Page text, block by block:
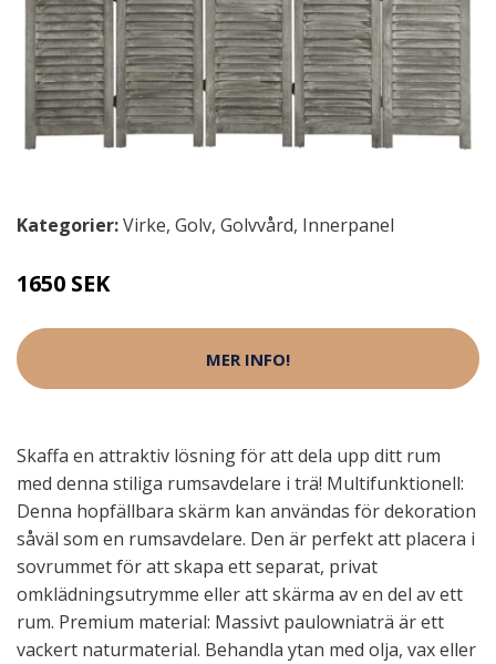
Kategorier:Virke, Golv, Golvvård, Innerpanel
1650 SEK
MER INFO!
Skaffa en attraktiv lösning för att dela upp ditt rum
med denna stiliga rumsavdelare i trä! Multifunktionell:
Denna hopfällbara skärm kan användas för dekoration
såväl som en rumsavdelare. Den är perfekt att placera i
sovrummet för att skapa ett separat, privat
omklädningsutrymme eller att skärma av en del av ett
rum. Premium material: Massivt paulowniaträ är ett
vackert naturmaterial. Behandla ytan med olja, vax eller